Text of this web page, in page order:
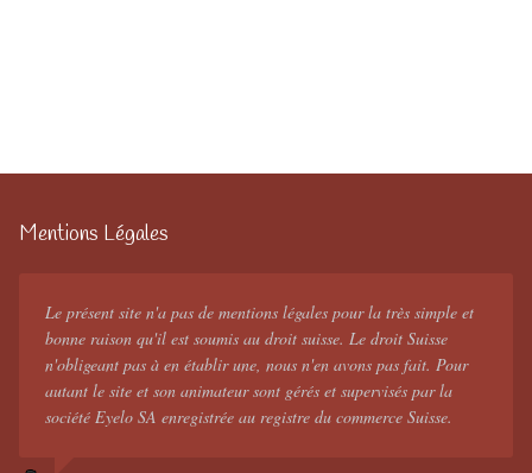
Mentions Légales
Le présent site n'a pas de mentions légales pour la très simple et
bonne raison qu'il est soumis au droit suisse. Le droit Suisse
n'obligeant pas à en établir une, nous n'en avons pas fait. Pour
autant le site et son animateur sont gérés et supervisés par la
société Eyelo SA enregistrée au registre du commerce Suisse.